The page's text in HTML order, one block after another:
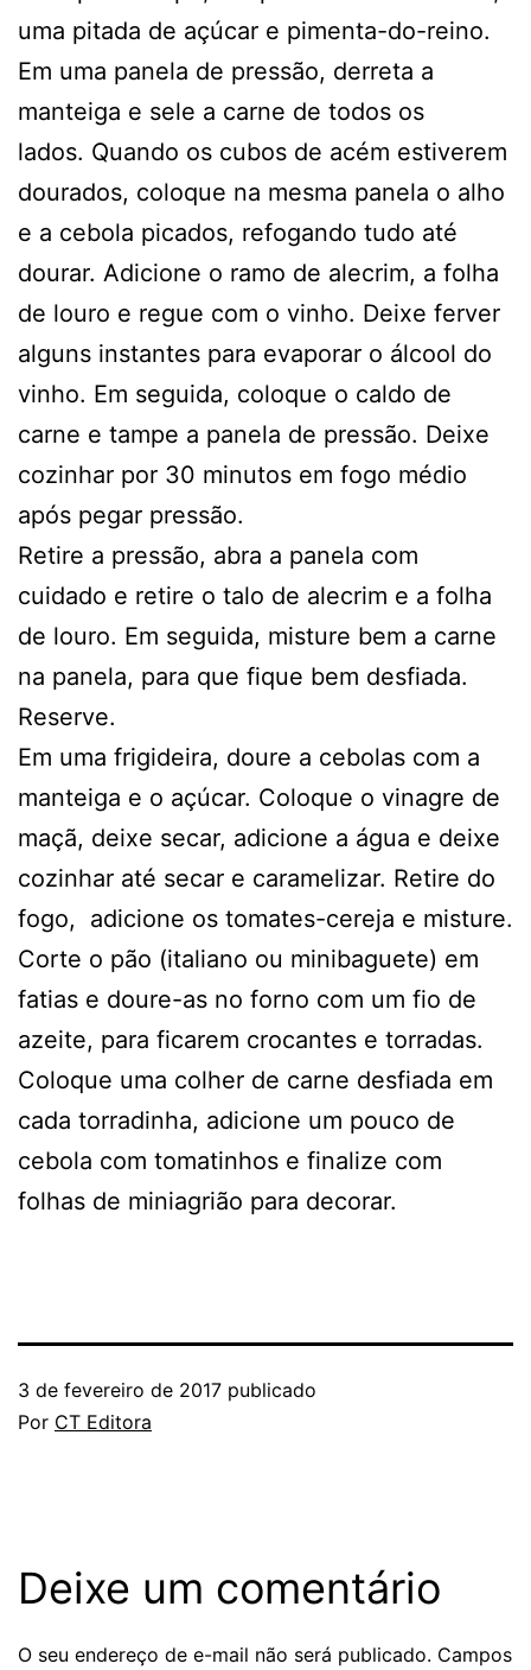
uma pitada de açúcar e pimenta-do-reino.
Em uma panela de pressão, derreta a
manteiga e sele a carne de todos os
lados. Quando os cubos de acém estiverem
dourados, coloque na mesma panela o alho
e a cebola picados, refogando tudo até
dourar. Adicione o ramo de alecrim, a folha
de louro e regue com o vinho. Deixe ferver
alguns instantes para evaporar o álcool do
vinho. Em seguida, coloque o caldo de
carne e tampe a panela de pressão. Deixe
cozinhar por 30 minutos em fogo médio
após pegar pressão.
Retire a pressão, abra a panela com
cuidado e retire o talo de alecrim e a folha
de louro. Em seguida, misture bem a carne
na panela, para que fique bem desfiada.
Reserve.
Em uma frigideira, doure a cebolas com a
manteiga e o açúcar. Coloque o vinagre de
maçã, deixe secar, adicione a água e deixe
cozinhar até secar e caramelizar. Retire do
fogo, adicione os tomates-cereja e misture.
Corte o pão (italiano ou minibaguete) em
fatias e doure-as no forno com um fio de
azeite, para ficarem crocantes e torradas.
Coloque uma colher de carne desfiada em
cada torradinha, adicione um pouco de
cebola com tomatinhos e finalize com
folhas de miniagrião para decorar.
3 de fevereiro de 2017 publicado
Por CT Editora
Deixe um comentário
O seu endereço de e-mail não será publicado. Campos